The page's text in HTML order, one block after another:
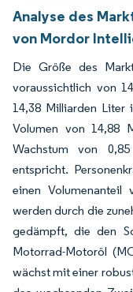
Analyse des
von Mordor
Die Größe des
voraussichtlich von
14,38 Milliarden Liter
Volumen von 14,88
Wachstum von
entspricht.
einen
werden durch die
gedämpft, die den
Motorrad-Motoröl
wächst mit einer